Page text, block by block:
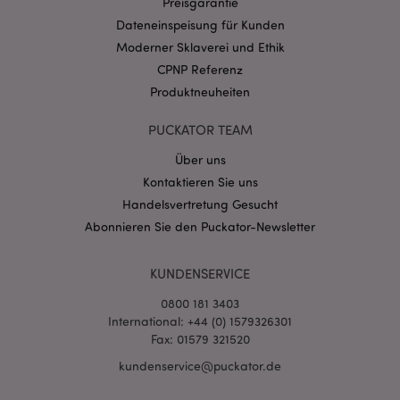
Dateneinspeisung für Kunden
Moderner Sklaverei und Ethik
CPNP Referenz
Produktneuheiten
PUCKATOR TEAM
Über uns
Kontaktieren Sie uns
Handelsvertretung Gesucht
Abonnieren Sie den Puckator-Newsletter
KUNDENSERVICE
0800 181 3403
International: +44 (0) 1579326301
Fax: 01579 321520
kundenservice@puckator.de
CookieScriptConsent
CookieScript
.puckator.de
mage-cache-storage-section-